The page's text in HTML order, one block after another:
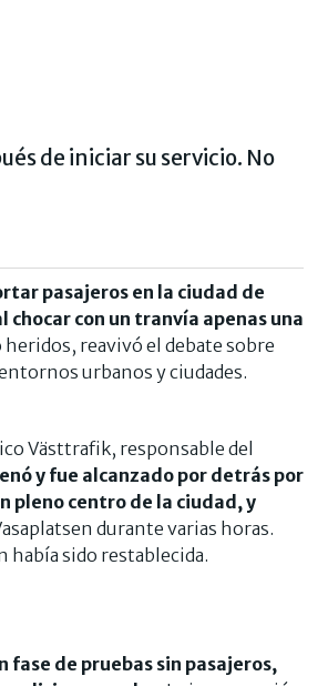
de iniciar su servicio. No
pasajeros en la ciudad de
con un tranvía apenas una
heridos, reavivó el debate sobre
urbanos y ciudades.
Västtrafik, responsable del
y fue alcanzado por detrás por
pleno centro de la ciudad, y
durante varias horas.
había sido restablecida.
de pruebas sin pasajeros,